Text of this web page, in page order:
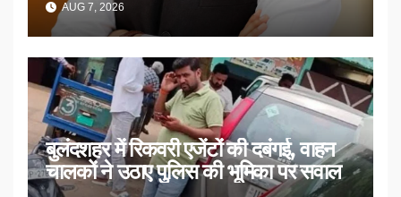
AUG 7, 2026
बुलंदशहर में रिकवरी एजेंटों की दबंगई, वाहन
चालकों ने उठाए पुलिस की भूमिका पर सवाल